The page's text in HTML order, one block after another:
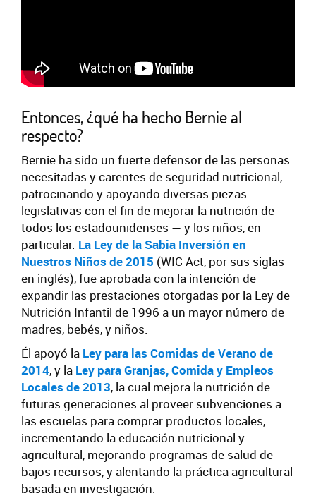
Entonces, ¿qué ha hecho Bernie al
respecto?
Bernie ha sido un fuerte defensor de las personas
necesitadas y carentes de seguridad nutricional,
patrocinando y apoyando diversas piezas
legislativas con el fin de mejorar la nutrición de
todos los estadounidenses — y los niños, en
particular. La Ley de la Sabia Inversión en
Nuestros Niños de 2015 (WIC Act, por sus siglas
en inglés), fue aprobada con la intención de
expandir las prestaciones otorgadas por la Ley de
Nutrición Infantil de 1996 a un mayor número de
madres, bebés, y niños.
Él apoyó la Ley para las Comidas de Verano de
2014, y la Ley para Granjas, Comida y Empleos
Locales de 2013, la cual mejora la nutrición de
futuras generaciones al proveer subvenciones a
las escuelas para comprar productos locales,
incrementando la educación nutricional y
agricultural, mejorando programas de salud de
bajos recursos, y alentando la práctica agricultural
basada en investigación.